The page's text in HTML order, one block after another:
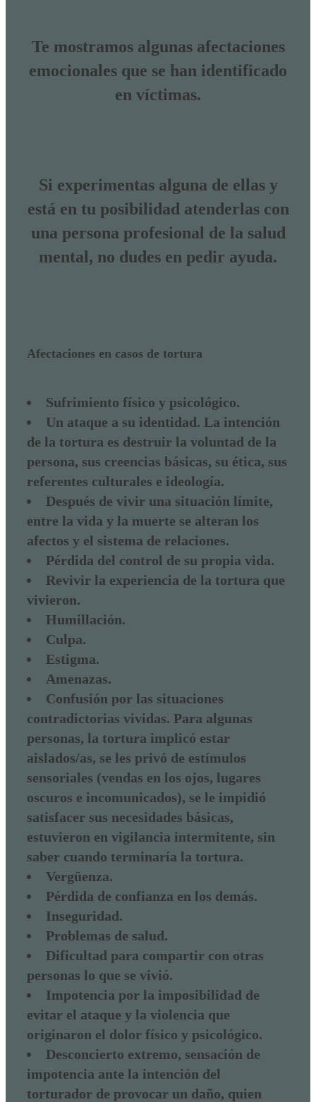
Te mostramos algunas afectaciones
emocionales que se han identificado
en víctimas.
Si experimentas alguna de ellas y
está en tu posibilidad atenderlas con
una persona profesional de la salud
mental, no dudes en pedir ayuda.
Afectaciones en casos de tortura
Sufrimiento físico y psicológico.
Un ataque a su identidad. La intención
de la tortura es destruir la voluntad de la
persona, sus creencias básicas, su ética, sus
referentes culturales e ideología.
Después de vivir una situación límite,
entre la vida y la muerte se alteran los
afectos y el sistema de relaciones.
Pérdida del control de su propia vida.
Revivir la experiencia de la tortura que
vivieron.
Humillación.
Culpa.
Estigma.
Amenazas.
Confusión por las situaciones
contradictorias vividas. Para algunas
personas, la tortura implicó estar
aislados/as, se les privó de estímulos
sensoriales (vendas en los ojos, lugares
oscuros e incomunicados), se le impidió
satisfacer sus necesidades básicas,
estuvieron en vigilancia intermitente, sin
saber cuando terminaría la tortura.
Vergüenza.
Pérdida de confianza en los demás.
Inseguridad.
Problemas de salud.
Dificultad para compartir con otras
personas lo que se vivió.
Impotencia por la imposibilidad de
evitar el ataque y la violencia que
originaron el dolor físico y psicológico.
Desconcierto extremo, sensación de
impotencia ante la intención del
torturador de provocar un daño, quien